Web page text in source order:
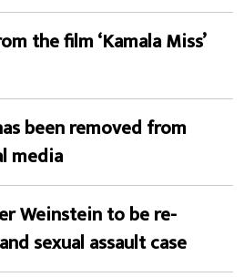
the film ‘Kamala Miss’
been removed from
media
Weinstein to be re-
sexual assault case